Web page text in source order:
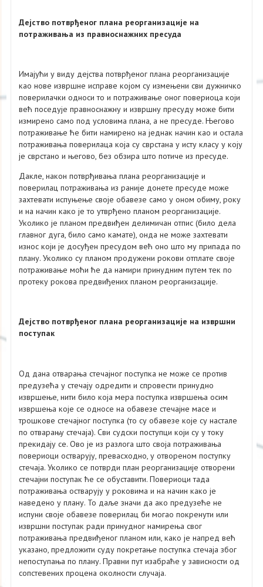
Дејство потврђеног плана реорганизације на
потраживања из правноснажних пресуда
Имајући у виду дејства потврђеног плана реорганизације
као нове извршне исправе којом су измењени сви дужничко
поверилачки односи то и потраживање оног повериоца који
већ поседује правноснажну и извршну пресуду може бити
измирено само под условима плана, а не пресуде. Његово
потраживање ће бити намирено на једнак начин као и остала
потраживања поверилаца која су сврстана у исту класу у коју
је сврстано и његово, без обзира што потиче из пресуде.
Дакле, након потврђивања плана реорганизације и
поверилац потраживања из раније донете пресуде може
захтевати испуњење своје обавезе само у оном обиму, року
и на начин како је то утврђено планом реорганизације.
Уколико је планом предвиђен делимичан отпис (било дела
главног дуга, било само камате), онда не може захтевати
износ који је досуђен пресудом већ оно што му припада по
плану. Уколико су планом продужени рокови отплате своје
потраживање моћи ће да намири принудним путем тек по
протеку рокова предвиђених планом реорганизације.
Дејство потврђеног плана реорганизације на извршни
поступак
Од дана отварања стечајног поступка не може се против
предузећа у стечају одредити и спровести принудно
извршење, нити било која мера поступка извршења осим
извршења које се односе на обавезе стечајне масе и
трошкове стечајног поступка (то су обавезе које су настале
по отварању стечаја). Сви судски поступци који су у току
прекидају се. Ово је из разлога што своја потраживања
повериоци остварују, превасходно, у отвореном поступку
стечаја. Уколико се потврди план реорганизације отворени
стечајни поступак ће се обуставити. Повериоци тада
потраживања остварују у роковима и на начин како је
наведено у плану. То даље значи да ако предузеће не
испуни своје обавезе поверилац би могао покренути или
извршни поступак ради принудног намирења свог
потраживања предвиђеног планом или, како је напред већ
указано, предложити суду покретање поступка стечаја због
непоступања по плану. Правни пут изабраће у зависности од
сопстевених процена околности случаја.